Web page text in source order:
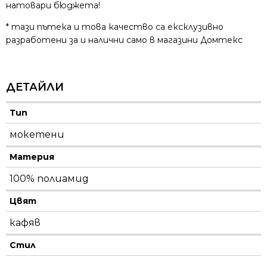
натовари бюджета!
* тази пътека и това качество са ексклузивно
разработени за и налични само в магазини Домтекс
ДЕТАЙЛИ
Тип
мокетени
Материя
100% полиамид
Цвят
кафяв
Стил